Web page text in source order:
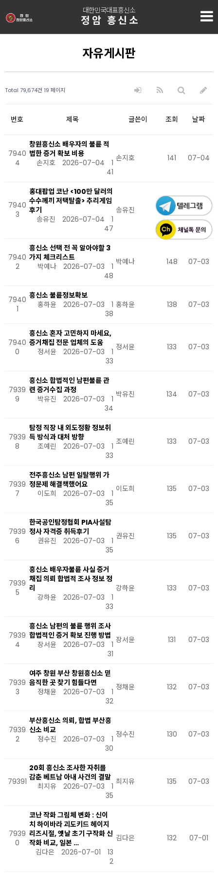
대한민국대표흥신소
정암 흥신소
자유게시판
Total 79,674건 19 페이지
번호 제목 글쓴이 조회 날짜
7940
4
창원흥신소 배우자의 불륜 적
법한 증거 확보 비용
손지호
2026-07-04
1
41
손지호 141 07-04
7940
3
홍대팝업 코난 <100만 달러의
수수께끼 저택탈출> 추리게임
후기
송유진
2026-07-04
1
47
송유진 147 07-04
7940
2
흥신소 선택 전 꼭 알아야할 3
가지 체크리스트
박예나
2026-07-03
1
48
박예나 148 07-03
7940
1
흥신소 불륜정보확보
홍하윤
2026-07-03
1
38
홍하윤 138 07-03
7940
0
흥신소 혼자 고민하지 마세요,
증거채집 전문 업체의 도움
정서윤
2026-07-03
1
33
정서윤 133 07-03
7939
9
흥신소 합법적인 남편불륜 관
련 증거수집 과정
박유진
2026-07-03
1
34
박유진 134 07-03
7939
8
탐정 직장 내 외도정황 정보취
득 방식과 대처 방향
조예린
2026-07-03
1
33
조예린 133 07-03
7939
7
전주흥신소 남편 일탈행위 가
정문제 해결책했어요
이도희
2026-07-03
1
35
이도희 135 07-03
7939
6
한국공인탐정협회 PIA사설탐
정사 자격증 취득후기
권유진
2026-07-03
1
35
권유진 135 07-03
7939
5
흥신소 배우자불륜 사실 증거
채집 의뢰 합법적 조사 정보 정
리
강하윤
2026-07-03
1
33
강하윤 133 07-03
7939
4
흥신소 남편의 불륜 행위 조사
합법적인 증거 확보 진행 방법
장서윤
2026-07-03
1
31
장서윤 131 07-03
7939
3
여주 창원 부산 창원흥신소 믿
음직한 곳 찾기 힘들다면
정채윤
2026-07-03
1
32
정채윤 132 07-03
7939
2
부산흥신소 의뢰, 합법 부산흥
신소 비교
정수진
2026-07-03
1
30
정수진 130 07-03
79391
20회 흥신소 조사한 자취를
감춘 베트남 아내 사건의 결말
최지유
2026-07-03
1
35
최지유 135 07-03
7939
0
코난 작화 그림체 변화 : 신이
치 하이바라 괴도키드 헤이지
리즈시절, 옛날 초기 구작화 신
작화 비교, 일본 …
김다은
2026-07-01
13
2
김다은 132 07-01